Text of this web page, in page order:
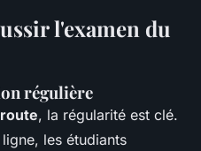
l'examen du
régulière
, la régularité est clé.
les étudiants